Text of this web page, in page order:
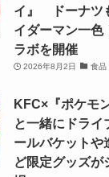
イ』 ドーナツ
イダーマン一色
ラボを開催
2026年8月2日 食品
KFC×『ポケモ
と一緒にドライ
ールバケットや
ど限定グッズが